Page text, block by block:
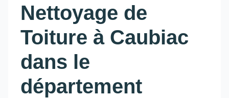
Nettoyage de
Toiture à Caubiac
dans le
département